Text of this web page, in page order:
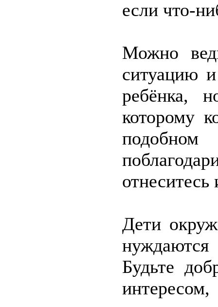
если что-
Можно
ситуацию
ребёнка,
которому
отнеситесь
Дети
Будьте